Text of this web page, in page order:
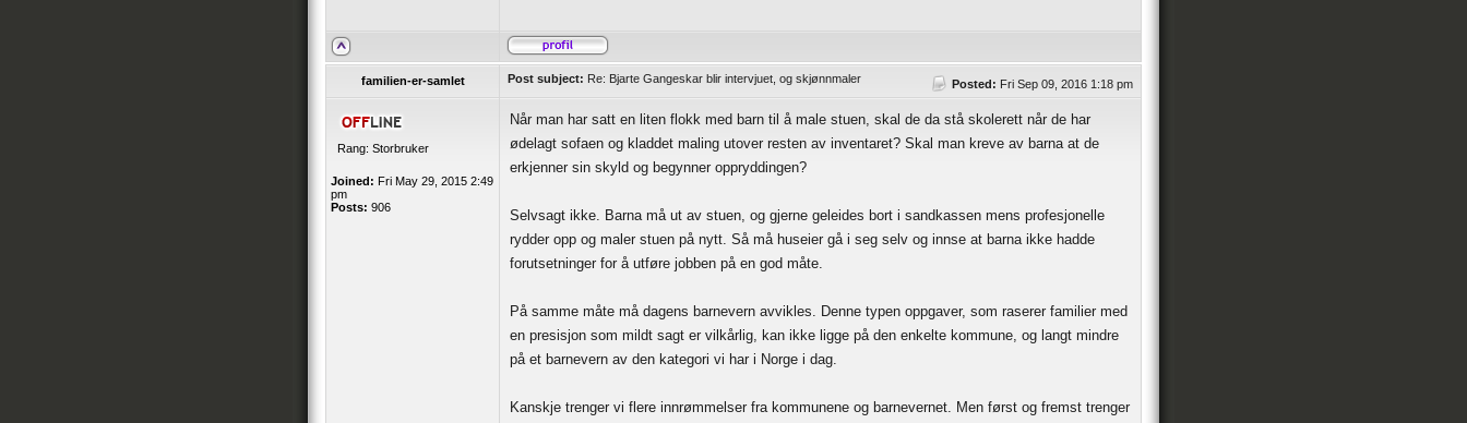
familien-er-samlet Post subject: Re: Bjarte Gangeskar blir intervjuet, og skjønnmaler Posted: Fri Sep 09, 2016 1:18 pm
Rang: Storbruker
Joined: Fri May 29, 2015 2:49
pm
Posts: 906
Når man har satt en liten flokk med barn til å male stuen, skal de da stå skolerett når de har
ødelagt sofaen og kladdet maling utover resten av inventaret? Skal man kreve av barna at de
erkjenner sin skyld og begynner oppryddingen?
Selvsagt ikke. Barna må ut av stuen, og gjerne geleides bort i sandkassen mens profesjonelle
rydder opp og maler stuen på nytt. Så må huseier gå i seg selv og innse at barna ikke hadde
forutsetninger for å utføre jobben på en god måte.
På samme måte må dagens barnevern avvikles. Denne typen oppgaver, som raserer familier med
en presisjon som mildt sagt er vilkårlig, kan ikke ligge på den enkelte kommune, og langt mindre
på et barnevern av den kategori vi har i Norge i dag.
Kanskje trenger vi flere innrømmelser fra kommunene og barnevernet. Men først og fremst trenger